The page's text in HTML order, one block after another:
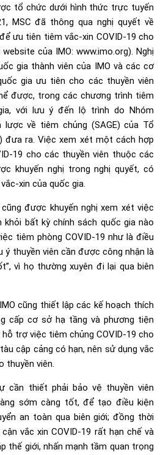
tổ chức dưới hình thức trực tuyến
MSC đã thông qua nghị quyết về
ưu tiên tiêm vắc-xin COVID-19 cho
của IMO: www.imo.org). Nghị
gia thành viên của IMO và các cơ
gia ưu tiên cho các thuyền viên
được, trong các chương trình tiêm
với lưu ý đến lộ trình do Nhóm
lược về tiêm chủng (SAGE) của Tổ
đưa ra. Việc xem xét một cách hợp
19 cho các thuyền viên thuộc các
khuyến nghị trong nghị quyết, có
xin của quốc gia.
được khuyến nghị xem xét việc
bất kỳ chính sách quốc gia nào
tiêm phòng COVID-19 như là điều
ý thuyền viên cần được công nhận là
vì họ thường xuyên đi lại qua biên
cũng thiết lập các kế hoạch thích
cấp cơ sở hạ tầng và phương tiện
trợ việc tiêm chủng COVID-19 cho
cập cảng có hạn, nên sử dụng vắc
thuyền viên.
cần thiết phải bảo vệ thuyền viên
sớm càng tốt, để tạo điều kiện
an toàn qua biên giới; đồng thời
vắc xin COVID-19 rất hạn chế và
thế giới, nhấn mạnh tầm quan trọng